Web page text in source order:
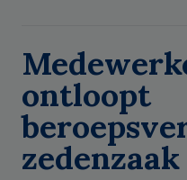
ontloopt
zedenzaak